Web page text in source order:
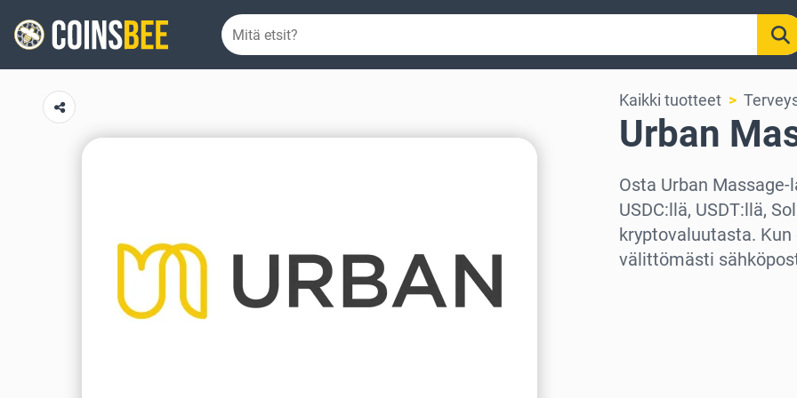
Kaikki tuotteet
Urban
Osta Urban
USDC:llä, USDT:llä,
kryptovaluutasta.
välittömästi